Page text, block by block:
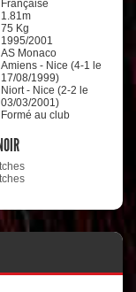
Française
1.81m
75 Kg
1995/2001
AS Monaco
Amiens - Nice (4-1 le
17/08/1999)
Niort - Nice (2-2 le
03/03/2001)
Formé au club